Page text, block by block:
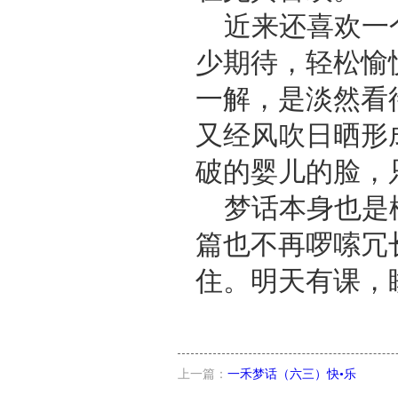
近来还喜欢
少期待，轻松
一解，是淡然
又经风吹日晒
破的婴儿的脸，
梦话本身也
篇也不再啰嗦
住。明天有课，
上一篇： 一禾梦话（六三）快•乐